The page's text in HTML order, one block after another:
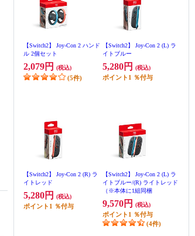
【Switch2】 Joy-Con 2 ハンド
ル 2個セット
2,079円 (税込)
(5件)
【Switch2】 Joy-Con 2 (L) ラ
イトブルー
5,280円 (税込)
ポイント 1 ％付与
【Switch2】 Joy-Con 2 (R) ラ
イトレッド
5,280円 (税込)
ポイント 1 ％付与
【Switch2】 Joy-Con 2 (L) ラ
イトブルー/(R) ライトレッド
（※本体に1組同梱
9,570円 (税込)
ポイント 1 ％付与
(4件)